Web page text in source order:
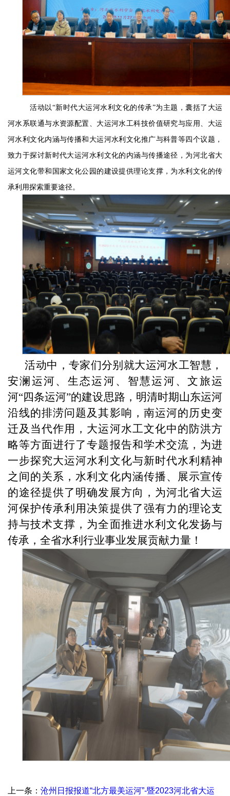
活动以 “新时代大运河水利文化的传承”为主题，囊括了大运
河水系联通与水资源配置、大运河水工科技价值研究与应用、大运
河水利文化内涵与传播和大运河水利文化推广与科普等四个议题，
致力于探讨新时代大运河水利文化的内涵与传播途径，为河北省大
运河文化带和国家文化公园的建设提供理论支撑，为水利文化的传
承利用探索重要途径。
活动中，专家们分别就大运河水工智慧，
安澜运河、生态运河、智慧运河、文旅运
河“四条运河”的建设思路，明清时期山东运河
沿线的排涝问题及其影响，南运河的历史变
迁及当代作用，大运河水工文化中的防洪方
略等方面进行了专题报告和学术交流，为进
一步探究大运河水利文化与新时代水利精神
之间的关系，水利文化内涵传播、展示宣传
的途径提供了明确发展方向，为河北省大运
河保护传承利用决策提供了强有力的理论支
持与技术支撑，为全面推进水利文化发扬与
传承，全省水利行业事业发展贡献力量！
上一条： 沧州日报报道“北方最美运河”-暨2023河北省大运